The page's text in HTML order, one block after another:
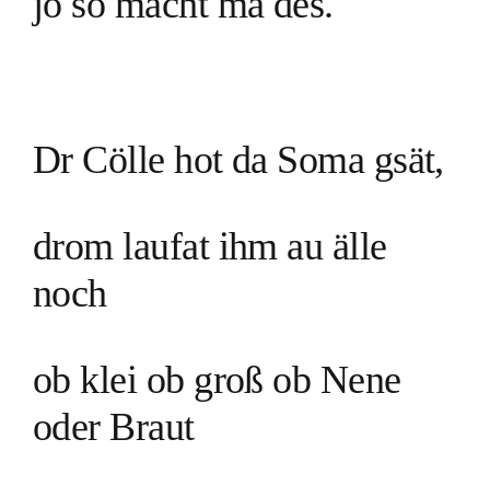
Dr Cölle hot da Soma gsät,
drom laufat ihm au älle
noch
ob klei ob groß ob Nene
oder Braut